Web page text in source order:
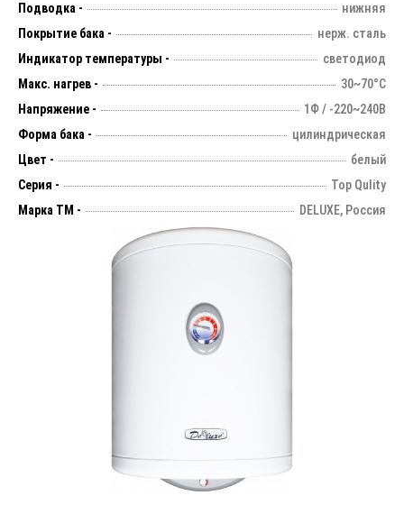
Подводка -
нижняя
Покрытие бака -
нерж. сталь
Индикатор температуры -
светодиод
Макс. нагрев -
30~70°С
Напряжение -
1Ф / -220~240В
Форма бака -
цилиндрическая
Цвет -
белый
Серия -
Top Qulity
Марка ТМ -
DELUXE, Россия